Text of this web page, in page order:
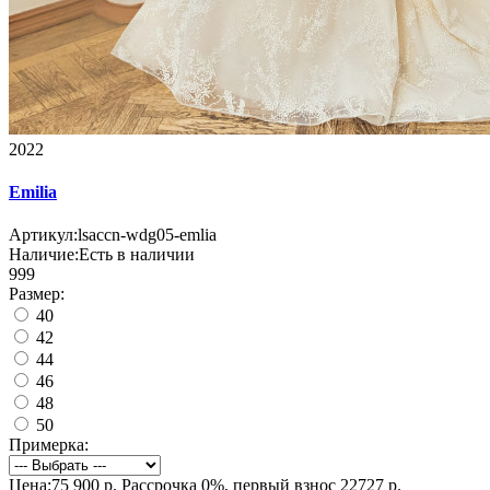
2022
Emilia
Артикул:lsaccn-wdg05-emlia
Наличие:Есть в наличии
999
Размер:
40
42
44
46
48
50
Примерка:
Цена:75 900 р. Рассрочка 0%, первый взнос 22727 р.